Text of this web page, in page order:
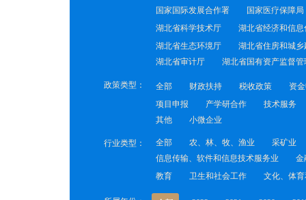
国家国际发展合作署
国家医疗保障局
湖北省科学技术厅
湖北省经济和信息
湖北省生态环境厅
湖北省住房和城乡
湖北省审计厅
湖北省国有资产监督管
政策类型： 全部 财政扶持 税收政策 资
项目申报
产学研合作 技术服务
其他
小微企业
行业类型： 全部 农、林、牧、渔业 采矿业
信息传输、软件和信息技术服务业
金
教育
卫生和社会工作 文化、体